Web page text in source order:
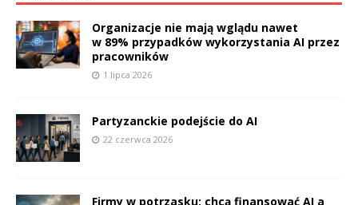
Organizacje nie mają wglądu nawet
w 89% przypadków wykorzystania AI przez
pracowników
1 lipca 2026
Partyzanckie podejście do AI
22 czerwca 2026
Firmy w potrzasku: chcą finansować AI a